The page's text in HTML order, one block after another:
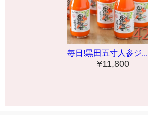
毎日!黒田五寸人参ジ...
¥11,800